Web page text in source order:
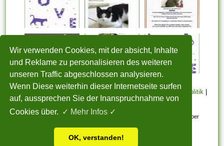
Wir verwenden Cookies, mit der absicht, Inhalte
und Reklame zu personalisieren des weiteren
unseren Traffic abgeschlossen analysieren.
Wenn Diese weiterhin dieser Internetseite surfen
auf, aussprechen Sie der Inanspruchnahme von
Cookies über. ✓ Mehr Infos ✓
OK, verstanden!
Cookie Politik|
Copyright| Nutzungsbedingungen| Sitemap| Kontakt
Alle eingereichten Inhalte bleiben dem ursprünglichen Copyright-Inhaber
urheberrechtlich geschützt. Bitte beachten Sie: Bilder sind für den
persönlichen, nicht-kommerziellen Gebrauch.